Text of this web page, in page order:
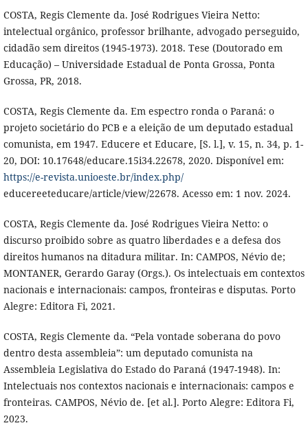
COSTA, Regis Clemente da. José Rodrigues Vieira Netto:
intelectual orgânico, professor brilhante, advogado perseguido,
cidadão sem direitos (1945-1973). 2018. Tese (Doutorado em
Educação) – Universidade Estadual de Ponta Grossa, Ponta
Grossa, PR, 2018.
COSTA, Regis Clemente da. Em espectro ronda o Paraná: o
projeto societário do PCB e a eleição de um deputado estadual
comunista, em 1947. Educere et Educare, [S. l.], v. 15, n. 34, p. 1-
20, DOI: 10.17648/educare.15i34.22678, 2020. Disponível em:
https://e-revista.unioeste.br/index.php/
educereeteducare/article/view/22678. Acesso em: 1 nov. 2024.
COSTA, Regis Clemente da. José Rodrigues Vieira Netto: o
discurso proibido sobre as quatro liberdades e a defesa dos
direitos humanos na ditadura militar. In: CAMPOS, Névio de;
MONTANER, Gerardo Garay (Orgs.). Os intelectuais em contextos
nacionais e internacionais: campos, fronteiras e disputas. Porto
Alegre: Editora Fi, 2021.
COSTA, Regis Clemente da. “Pela vontade soberana do povo
dentro desta assembleia”: um deputado comunista na
Assembleia Legislativa do Estado do Paraná (1947-1948). In:
Intelectuais nos contextos nacionais e internacionais: campos e
fronteiras. CAMPOS, Névio de. [et al.]. Porto Alegre: Editora Fi,
2023.